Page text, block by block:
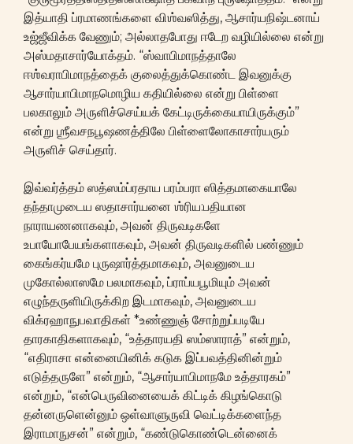
இத்யாதி ப்ரமாணங்களை விஶ்வஸித்து, ஆசார்யநிஷ்டனாய்
உஜ்ஜீவிக்க வேணும்; அல்லாதபோது ஈடேற வழியில்லை என்று
அஸ்மதாசார்யோக்தம். “ஸ்வாபிமாநத்தாலே
ஈஶ்வராபிமாநத்தைக் குலைத்துக்கொண்ட இவனுக்கு
ஆசார்யாபிமாநமொழிய கதியில்லை என்று பிள்ளை
பலகாலும் அருளிச்செய்யக் கேட்டிருக்கையாயிருக்கும்”
என்று ஶ்ரீவசநபூஷணத்திலே பிள்ளைலோகாசார்யரும்
அருளிச் செய்தார்.
இவ்வர்த்தம் ஸத்ஸம்ப்ரதாய பரம்பரா ஸித்தமாகையாலே
தந்தாமுடைய ஸதாசார்யனை ஶ்ரிய:பதியான
நாராயணனாகவும், அவன் திருவடிகளே
உபாயோபேயங்களாகவும், அவன் திருவடிகளில் பண்ணும்
கைங்கர்யமே புருஷார்த்தமாகவும், அவனுடைய
முகோல்லாஸமே பலமாகவும், ப்ராப்யபூமியும் அவன்
எழுந்தருளியிருக்கிற இடமாகவும், அவனுடைய
விக்ரஹாநுபவாதிகள் *உண்ணுஞ் சோற்றுப்படியே
தாரகாதிகளாகவும், “உத்தாரயதி ஸம்ஸாராத்” என்றும்,
“எதிராசா என்னையினிக் கடுக இப்பவத்தினின்றும்
எடுத்தருளே” என்றும், “ஆசார்யாபிமாநமே உத்தாரகம்”
என்றும், “என்பெருவினையைக் கிட்டிக் கிழங்கொடு
தன்னருளென்னும் ஒள்வாளுருவி வெட்டிக்களைந்த
இராமாநுசன்” என்றும், “கண்டுகொண்டென்னைக்